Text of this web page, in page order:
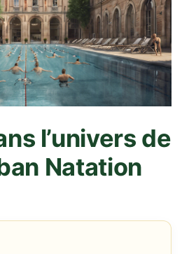
l’univers de
Natation